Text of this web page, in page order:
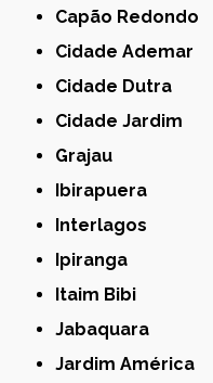
Capão Redondo
Cidade Ademar
Cidade Dutra
Cidade Jardim
Grajau
Ibirapuera
Interlagos
Ipiranga
Itaim Bibi
Jabaquara
Jardim América